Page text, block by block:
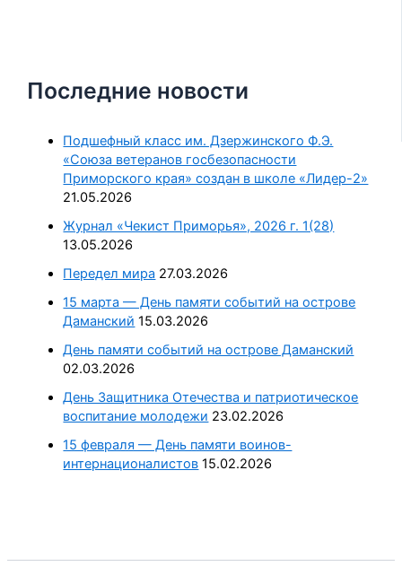
Последние новости
Подшефный класс им. Дзержинского Ф.Э.
«Союза ветеранов госбезопасности
Приморского края» создан в школе «Лидер-2»
21.05.2026
Журнал «Чекист Приморья», 2026 г. 1(28)
13.05.2026
Передел мира 27.03.2026
15 марта — День памяти событий на острове
Даманский 15.03.2026
День памяти событий на острове Даманский
02.03.2026
День Защитника Отечества и патриотическое
воспитание молодежи 23.02.2026
15 февраля — День памяти воинов-
интернационалистов 15.02.2026